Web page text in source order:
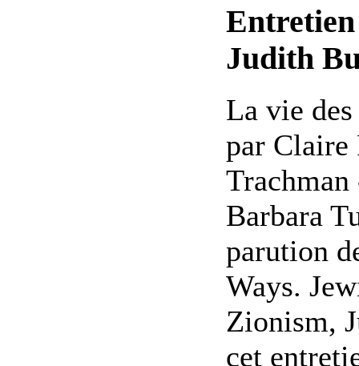
Entretien
Judith
La vie
par Claire
Barbara
parution
Ways.
Zionism,
cet